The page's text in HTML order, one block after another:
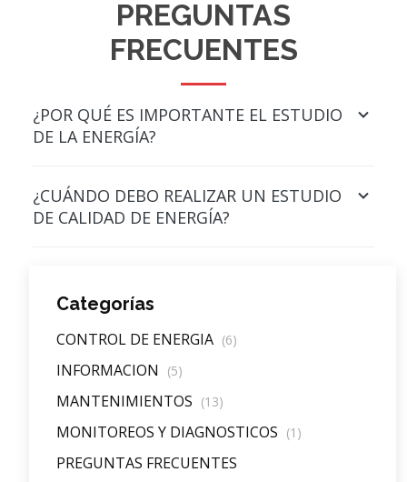
PREGUNTAS
FRECUENTES
¿POR QUÉ ES IMPORTANTE EL ESTUDIO
DE LA ENERGÍA?
¿CUÁNDO DEBO REALIZAR UN ESTUDIO
DE CALIDAD DE ENERGÍA?
Categorías
CONTROL DE ENERGIA (6)
INFORMACION (5)
MANTENIMIENTOS (13)
MONITOREOS Y DIAGNOSTICOS (1)
PREGUNTAS FRECUENTES